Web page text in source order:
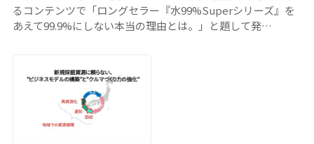
るコンテンツで「ロングセラー『水99%Superシリーズ』を
あえて99.9%にしない本当の理由とは。」と題して発…